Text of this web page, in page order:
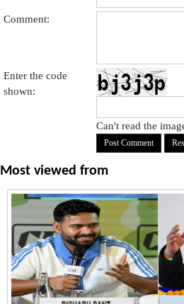
Comment:
Enter the code
shown:
Can't read the
Most viewed from